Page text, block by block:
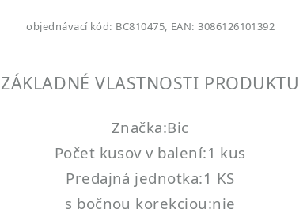
objednávací kód: BC810475, EAN: 3086126101392
ZÁKLADNÉ VLASTNOSTI PRODUKTU
Značka:Bic
Počet kusov v balení:1 kus
Predajná jednotka:1 KS
s bočnou korekciou:nie